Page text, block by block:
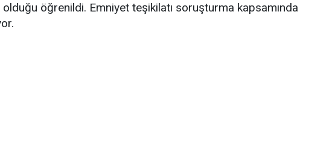
öğrenildi. Emniyet teşikilatı soruşturma kapsamında